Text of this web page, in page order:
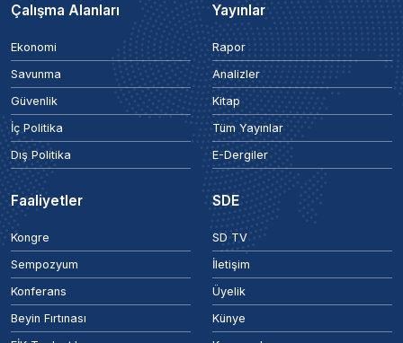
Çalışma Alanları
Ekonomi
Savunma
Güvenlik
İç Politika
Dış Politika
Yayınlar
Rapor
Analizler
Kitap
Tüm Yayınlar
E-Dergiler
Faaliyetler
Kongre
Sempozyum
Konferans
Beyin Fırtınası
SDE
SD TV
İletişim
Üyelik
Künye